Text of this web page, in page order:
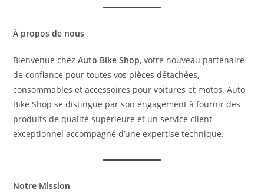
À propos de nous
Bienvenue chezAuto Bike Shop, votre nouveau partenaire
de confiance pour toutes vos pièces détachées,
consommables et accessoires pour voitures et motos. Auto
Bike Shop se distingue par son engagement à fournir des
produits de qualité supérieure et un service client
exceptionnel accompagné d’une expertise technique.
Notre Mission